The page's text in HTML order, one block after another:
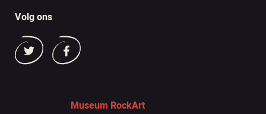
Volg ons
Museum RockArt